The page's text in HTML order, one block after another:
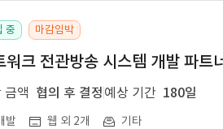
중 마감임박
워크 전관방송 시스템 개발 파
금액 협의 후 결정 예상 기간 180일
발 웹 외 2개 기타